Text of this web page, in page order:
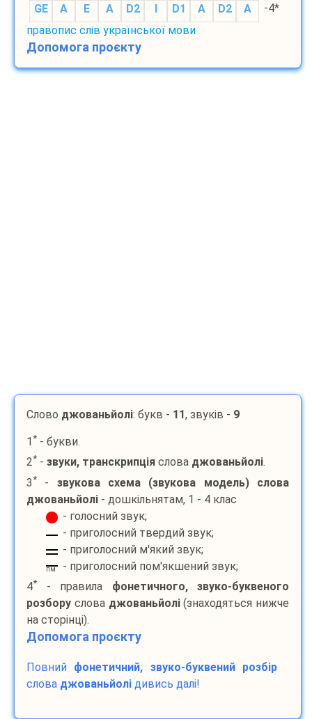
GE
A E A D2 I D1 A D2 A
-4*
правопис слів української мови
Допомога проєкту
Слово джованьйолі: букв - 11, звуків - 9
1 * - букви.
2* - звуки, транскрипція слова джованьйолі.
3* - звукова схема (звукова модель) слова
джованьйолі - дошкільнятам, 1 - 4 клас
- голосний звук;
- приголосний твердий звук;
- приголосний м'який звук;
пм
- приголосний пом'якшений звук;
4* - правила фонетичного, звуко-буквеного
розбору слова джованьйолі(знаходяться нижче
на сторінці).
Допомога проєкту
Повний фонетичний, звуко-буквений розбір
слова джованьйолі дивись далі!